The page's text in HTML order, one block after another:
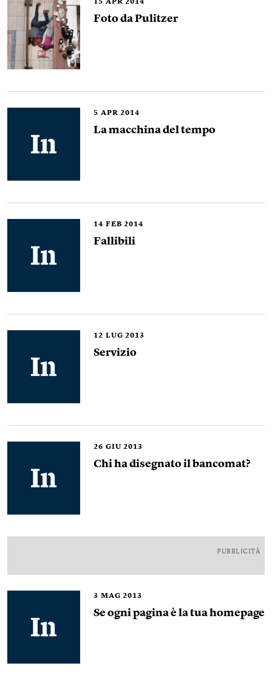
15 APR 2014
Foto da Pulitzer
5 APR 2014
La macchina del tempo
14 FEB 2014
Fallibili
12 LUG 2013
Servizio
26 GIU 2013
Chi ha disegnato il bancomat?
PUBBLICITÀ
3 MAG 2013
Se ogni pagina è la tua homepage